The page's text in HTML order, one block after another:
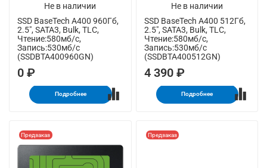
Не в наличии
SSD BaseTech A400 960Гб,
2.5", SATA3, Bulk, TLC,
Чтение:580мб/с,
Запись:530мб/с
(SSDBTA400960GN)
0 ₽
Подробнее
Не в наличии
SSD BaseTech A400 512Гб,
2.5", SATA3, Bulk, TLC,
Чтение:580мб/с,
Запись:530мб/с
(SSDBTA400512GN)
4 390 ₽
Подробнее
Предзаказ Предзаказ